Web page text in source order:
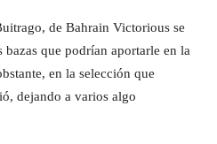
de Bahrain Victorious se
que podrían aportarle en la
en la selección que
dejando a varios algo